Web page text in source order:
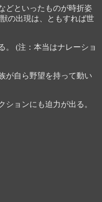
どといったものが時折姿
の出現は、ともすれば世
。 (注：本当はナレーショ
が自ら野望を持って動い
ョンにも迫力が出る。